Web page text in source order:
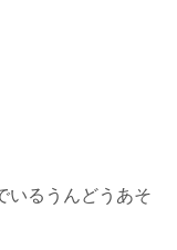
いるうんどうあそ